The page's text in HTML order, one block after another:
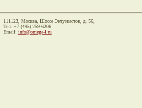
111123, Москва, Шоссе Энтузиастов, д. 56,
Тел. +7 (495) 259-6206
Email: info@omega-l.ru